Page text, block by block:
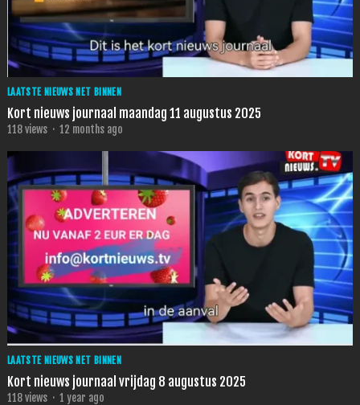
LAATSTE NIEUWS NET BINNEN
Kort nieuws journaal maandag 11 augustus 2025
118views · 12 months ago
LAATSTE NIEUWS NET BINNEN
Kort nieuws journaal vrijdag 8 augustus 2025
118views · 1 year ago